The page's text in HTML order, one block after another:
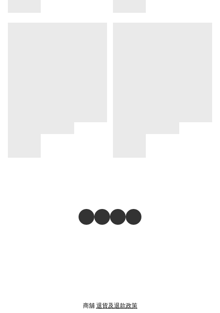
商舖 退貨及退款政策